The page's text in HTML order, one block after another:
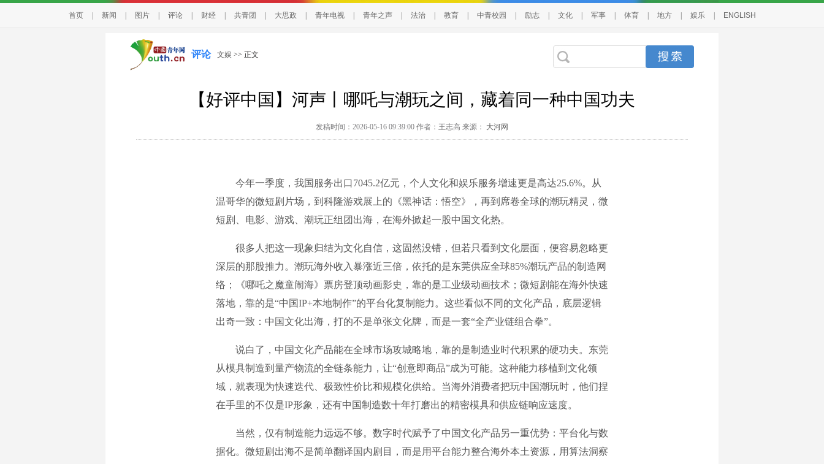
首页 新闻 图片 评论 财经 共青团 大思政 青年电视 青年之声 法治 教育 中青校园 励志 文化 军事 体育 地方 娱乐 ENGLISH
评论 文娱 >> 正文
【好评中国】河声丨哪吒与潮玩之间，藏着同一种中国功夫
发稿时间：2026-05-16 09:39:00 作者：王志高 来源： 大河网
今年一季度，我国服务出口7045.2亿元，个人文化和娱乐服务增速更是高达25.6%。从
温哥华的微短剧片场，到科隆游戏展上的《黑神话：悟空》，再到席卷全球的潮玩精灵，微
短剧、电影、游戏、潮玩正组团出海，在海外掀起一股中国文化热。
很多人把这一现象归结为文化自信，这固然没错，但若只看到文化层面，便容易忽略更
深层的那股推力。潮玩海外收入暴涨近三倍，依托的是东莞供应全球85%潮玩产品的制造网
络；《哪吒之魔童闹海》票房登顶动画影史，靠的是工业级动画技术；微短剧能在海外快速
落地，靠的是“中国IP+本地制作”的平台化复制能力。这些看似不同的文化产品，底层逻辑
出奇一致：中国文化出海，打的不是单张文化牌，而是一套“全产业链组合拳”。
说白了，中国文化产品能在全球市场攻城略地，靠的是制造业时代积累的硬功夫。东莞
从模具制造到量产物流的全链条能力，让“创意即商品”成为可能。这种能力移植到文化领
域，就表现为快速迭代、极致性价比和规模化供给。当海外消费者把玩中国潮玩时，他们捏
在手里的不仅是IP形象，还有中国制造数十年打磨出的精密模具和供应链响应速度。
当然，仅有制造能力远远不够。数字时代赋予了中国文化产品另一重优势：平台化与数
据化。微短剧出海不是简单翻译国内剧目，而是用平台能力整合海外本土资源，用算法洞察